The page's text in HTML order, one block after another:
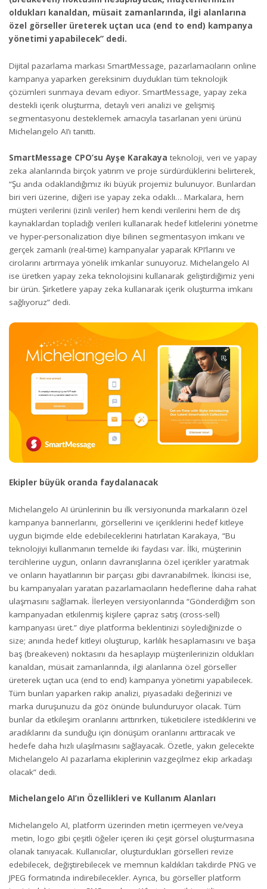
oldukları kanaldan, müsait zamanlarında, ilgi alanlarına
özel görseller üreterek uçtan uca (end to end) kampanya
yönetimi yapabilecek” dedi.
Dijital pazarlama markası SmartMessage, pazarlamacıların online
kampanya yaparken gereksinim duydukları tüm teknolojik
çözümleri sunmaya devam ediyor. SmartMessage, yapay zeka
destekli içerik oluşturma, detaylı veri analizi ve gelişmiş
segmentasyonu desteklemek amacıyla tasarlanan yeni ürünü
Michelangelo AI’ı tanıttı.
SmartMessage CPO’su Ayşe Karakaya teknoloji, veri ve yapay
zeka alanlarında birçok yatırım ve proje sürdürdüklerini belirterek,
“Şu anda odaklandığımız iki büyük projemiz bulunuyor. Bunlardan
biri veri üzerine, diğeri ise yapay zeka odaklı… Markalara, hem
müşteri verilerini (izinli veriler) hem kendi verilerini hem de dış
kaynaklardan topladığı verileri kullanarak hedef kitlelerini yönetme
ve hyper-personalization diye bilinen segmentasyon imkanı ve
gerçek zamanlı (real-time) kampanyalar yaparak KPI’larını ve
cirolarını artırmaya yönelik imkanlar sunuyoruz. Michelangelo AI
ise üretken yapay zeka teknolojisini kullanarak geliştirdiğimiz yeni
bir ürün. Şirketlere yapay zeka kullanarak içerik oluşturma imkanı
sağlıyoruz” dedi.
Ekipler büyük oranda faydalanacak
Michelangelo AI ürünlerinin bu ilk versiyonunda markaların özel
kampanya bannerlarını, görsellerini ve içeriklerini hedef kitleye
uygun biçimde elde edebileceklerini hatırlatan Karakaya, “Bu
teknolojiyi kullanmanın temelde iki faydası var. İlki, müşterinin
tercihlerine uygun, onların davranışlarına özel içerikler yaratmak
ve onların hayatlarının bir parçası gibi davranabilmek. İkincisi ise,
bu kampanyaları yaratan pazarlamacıların hedeflerine daha rahat
ulaşmasını sağlamak. İlerleyen versiyonlarında “Gönderdiğim son
kampanyadan etkilenmiş kişilere çapraz satış (cross-sell)
kampanyası üret.” diye platforma beklentinizi söylediğinizde o
size; anında hedef kitleyi oluşturup, karlılık hesaplamasını ve başa
baş (breakeven) noktasını da hesaplayıp müşterilerinizin oldukları
kanaldan, müsait zamanlarında, ilgi alanlarına özel görseller
üreterek uçtan uca (end to end) kampanya yönetimi yapabilecek.
Tüm bunları yaparken rakip analizi, piyasadaki değerinizi ve
marka duruşunuzu da göz önünde bulunduruyor olacak. Tüm
bunlar da etkileşim oranlarını arttırırken, tüketicilere istediklerini ve
aradıklarını da sunduğu için dönüşüm oranlarını arttıracak ve
hedefe daha hızlı ulaşılmasını sağlayacak. Özetle, yakın gelecekte
Michelangelo AI pazarlama ekiplerinin vazgeçilmez ekip arkadaşı
olacak” dedi.
Michelangelo AI’ın Özellikleri ve Kullanım Alanları
Michelangelo AI, platform üzerinden metin içermeyen ve/veya
metin, logo gibi çeşitli öğeler içeren iki çeşit görsel oluşturmasına
olanak tanıyacak. Kullanıcılar, oluşturdukları görselleri revize
edebilecek, değiştirebilecek ve memnun kaldıkları takdirde PNG ve
JPEG formatında indirebilecekler. Ayrıca, bu görseller platform